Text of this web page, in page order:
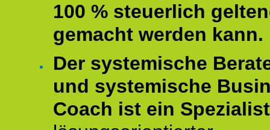
100 % steuerlich
gemacht werden kann.
Der systemische
und systemische
Coach ist ein